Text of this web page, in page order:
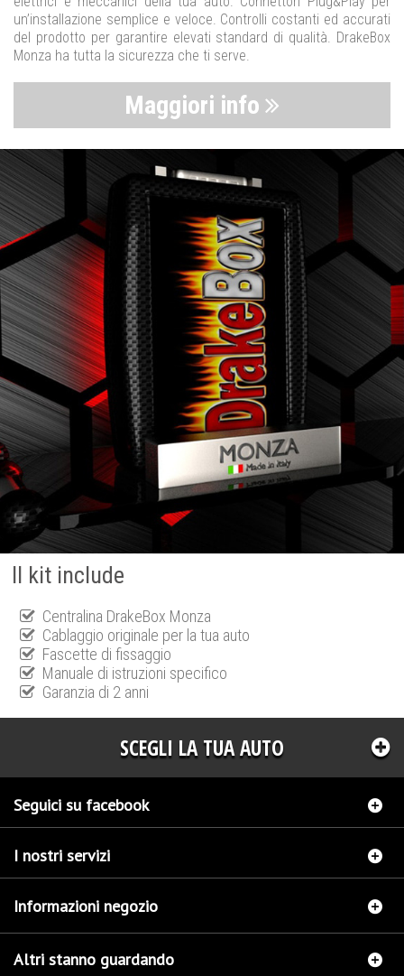
un’installazione semplice e veloce. Controlli costanti ed accurati
del prodotto per garantire elevati standard di qualità. DrakeBox
Monza ha tutta la sicurezza che ti serve.
Maggiori info
Il kit include
Centralina DrakeBox Monza
Cablaggio originale per la tua auto
Fascette di fissaggio
Manuale di istruzioni specifico
Garanzia di 2 anni
SCEGLI LA TUA AUTO
Seguici su facebook
I nostri servizi
Informazioni negozio
Altri stanno guardando